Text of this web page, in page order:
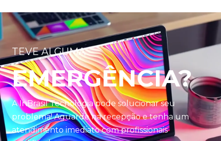
TEVE ALGUMA
EMERGÊNCIA?
A InBrasil Tecnologia pode solucionar seu
problema! Aguarde na recepção e tenha um
atendimento imediato com profissionais